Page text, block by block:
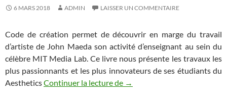
6 MARS 2018 ADMIN LAISSER UN COMMENTAIRE
Code de création permet de découvrir en marge du travail
d’artiste de John Maeda son activité d’enseignant au sein du
célèbre MIT Media Lab. Ce livre nous présente les travaux les
plus passionnants et les plus innovateurs de ses étudiants du
AestheticsContinuer la lecture de Code de création: John
→